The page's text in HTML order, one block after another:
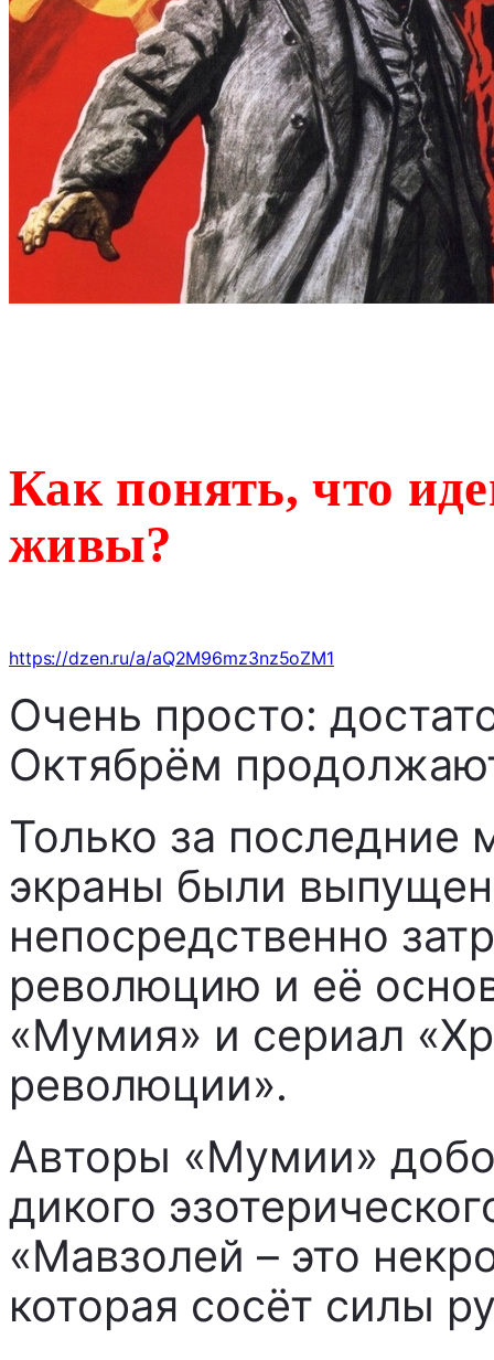
Как понять, что
живы?
https://dzen.ru/a/aQ2M96mz3nz5oZM1
Очень просто:
Октябрём
Только за последние
экраны были
непосредственно
революцию и её
«Мумия» и сериал
революции».
Авторы «Мумии»
дикого
«Мавзолей – это
которая сосёт силы